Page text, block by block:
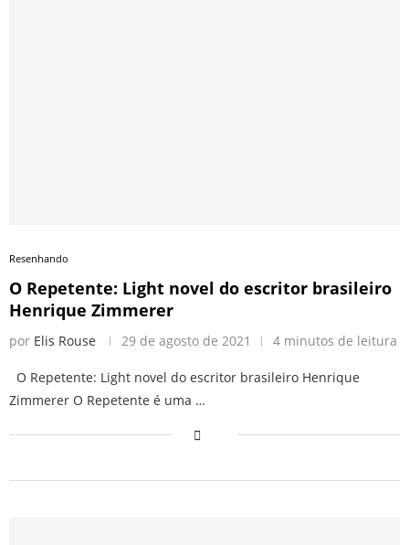
Resenhando
O Repetente: Light novel do escritor brasileiro
Henrique Zimmerer
por Elis Rouse 29 de agosto de 2021 4 minutos de leitura
O Repetente: Light novel do escritor brasileiro Henrique
Zimmerer O Repetente é uma …